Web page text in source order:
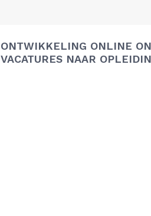
ONTWIKKELING ONLINE
VACATURES NAAR